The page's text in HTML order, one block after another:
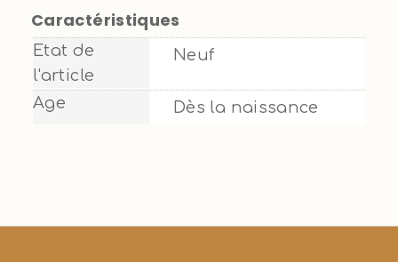
Caractéristiques
Etat de
l'article
Neuf
Age Dès la naissance